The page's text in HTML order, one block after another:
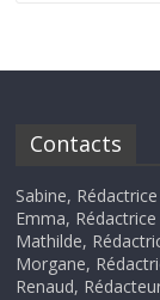
Contacts
Sabine,
Emma,
Mathilde,
Morgane,
Renaud,